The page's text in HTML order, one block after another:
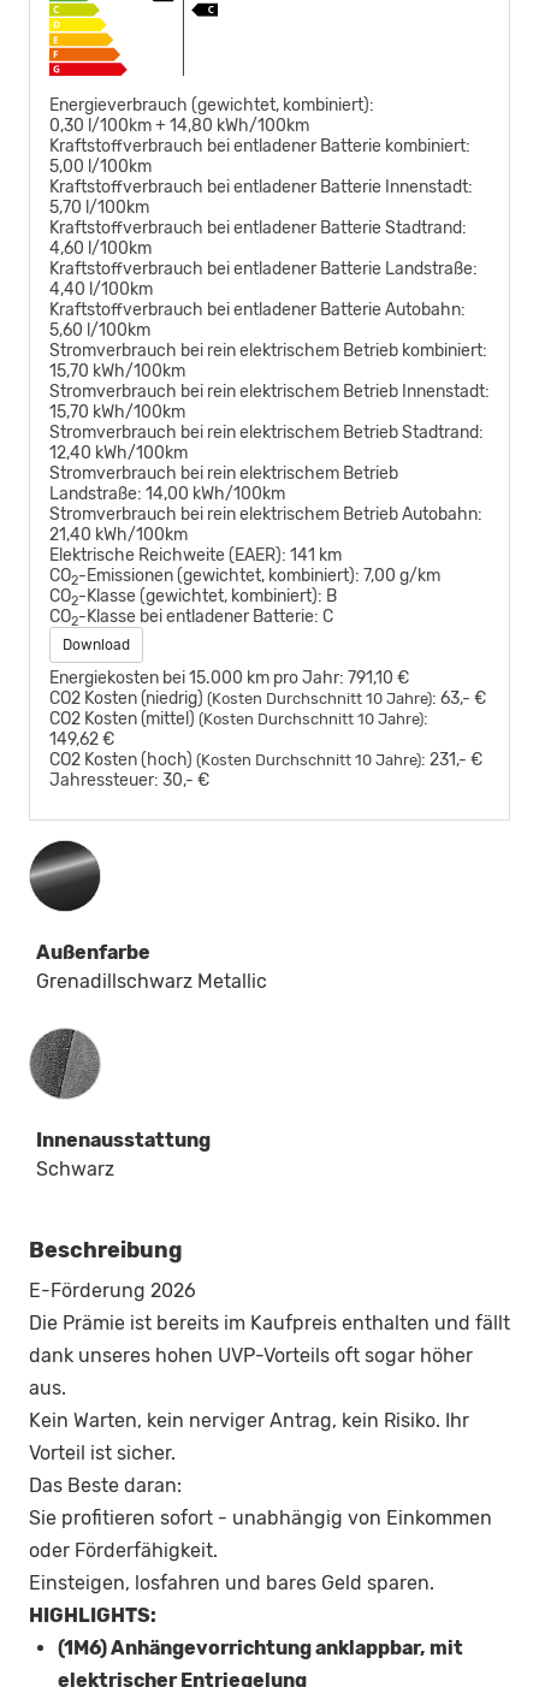
Energieverbrauch (gewichtet, kombiniert):
0,30 l/100km + 14,80 kWh/100km
Kraftstoffverbrauch bei entladener Batterie kombiniert:
5,00 l/100km
Kraftstoffverbrauch bei entladener Batterie Innenstadt:
5,70 l/100km
Kraftstoffverbrauch bei entladener Batterie Stadtrand:
4,60 l/100km
Kraftstoffverbrauch bei entladener Batterie Landstraße:
4,40 l/100km
Kraftstoffverbrauch bei entladener Batterie Autobahn:
5,60 l/100km
Stromverbrauch bei rein elektrischem Betrieb kombiniert:
15,70 kWh/100km
Stromverbrauch bei rein elektrischem Betrieb Innenstadt:
15,70 kWh/100km
Stromverbrauch bei rein elektrischem Betrieb Stadtrand:
12,40 kWh/100km
Stromverbrauch bei rein elektrischem Betrieb
Landstraße: 14,00 kWh/100km
Stromverbrauch bei rein elektrischem Betrieb Autobahn:
21,40 kWh/100km
Elektrische Reichweite (EAER): 141 km
CO2-Emissionen (gewichtet, kombiniert): 7,00 g/km
CO2-Klasse (gewichtet, kombiniert): B
CO2-Klasse bei entladener Batterie: C
Download
Energiekosten bei 15.000 km pro Jahr: 791,10 €
CO2 Kosten (niedrig) (Kosten Durchschnitt 10 Jahre): 63,- €
CO2 Kosten (mittel) (Kosten Durchschnitt 10 Jahre):
149,62 €
CO2 Kosten (hoch) (Kosten Durchschnitt 10 Jahre): 231,- €
Jahressteuer: 30,- €
Außenfarbe
Grenadillschwarz Metallic
Innenausstattung
Innenausstattung
Schwarz
Beschreibung
E-Förderung 2026
Die Prämie ist bereits im Kaufpreis enthalten und fällt
dank unseres hohen UVP-Vorteils oft sogar höher
aus.
Kein Warten, kein nerviger Antrag, kein Risiko. Ihr
Vorteil ist sicher.
Das Beste daran:
Sie profitieren sofort - unabhängig von Einkommen
oder Förderfähigkeit.
Einsteigen, losfahren und bares Geld sparen.
HIGHLIGHTS:
(1M6) Anhängevorrichtung anklappbar, mit
elektrischer Entriegelung